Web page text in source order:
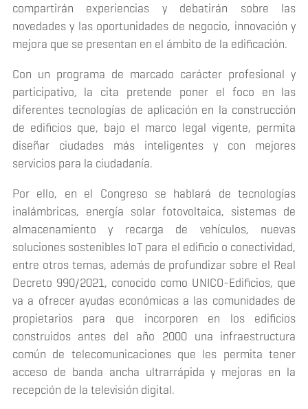
compartirán experiencias y debatirán sobre las
novedades y las oportunidades de negocio, innovación y
mejora que se presentan en el ámbito de la edificación.
Con un programa de marcado carácter profesional y
participativo, la cita pretende poner el foco en las
diferentes tecnologías de aplicación en la construcción
de edificios que, bajo el marco legal vigente, permita
diseñar ciudades más inteligentes y con mejores
servicios para la ciudadanía.
Por ello, en el Congreso se hablará de tecnologías
inalámbricas, energía solar fotovoltaica, sistemas de
almacenamiento y recarga de vehículos, nuevas
soluciones sostenibles IoT para el edificio o conectividad,
entre otros temas, además de profundizar sobre el Real
Decreto 990/2021, conocido como UNICO-Edificios, que
va a ofrecer ayudas económicas a las comunidades de
propietarios para que incorporen en los edificios
construidos antes del año 2000 una infraestructura
común de telecomunicaciones que les permita tener
acceso de banda ancha ultrarrápida y mejoras en la
recepción de la televisión digital.